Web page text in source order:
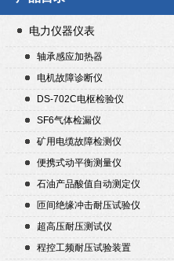
电力仪器仪表
轴承感应加热器
电机故障诊断仪
DS-702C电枢检验仪
SF6气体检漏仪
矿用电缆故障检测仪
便携式动平衡测量仪
石油产品酸值自动测定仪
匝间绝缘冲击耐压试验仪
超高压耐压测试仪
程控工频耐压试验装置